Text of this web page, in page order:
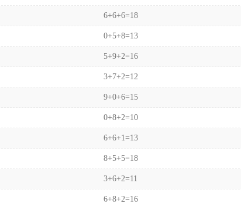
6+6+6=18
0+5+8=13
5+9+2=16
3+7+2=12
9+0+6=15
0+8+2=10
6+6+1=13
8+5+5=18
3+6+2=11
6+8+2=16